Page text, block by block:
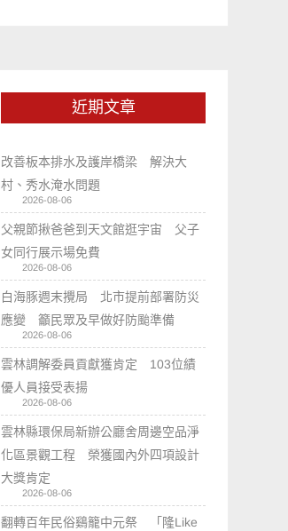
近期文章
改善板本排水及護岸橋梁 解決大
村、秀水淹水問題
2026-08-06
父親節揪爸爸到天文館逛宇宙 父子
女同行展示場免費
2026-08-06
白海豚週末攪局 北市提前部署防災
應變 籲民眾及早做好防颱準備
2026-08-06
雲林調解委員貢獻獲肯定 103位績
優人員接受表揚
2026-08-06
雲林縣環保局新辦公廳舍周邊空品淨
化區景觀工程 榮獲國內外四項設計
大獎肯定
2026-08-06
翻轉百年民俗鷄籠中元祭 「隆Like